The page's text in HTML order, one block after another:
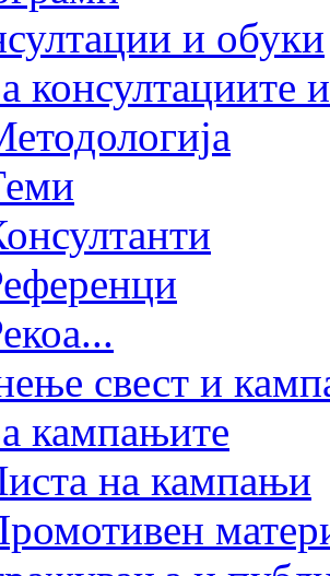
и обуки
консултациите
свест и
кампањите
на кампањи